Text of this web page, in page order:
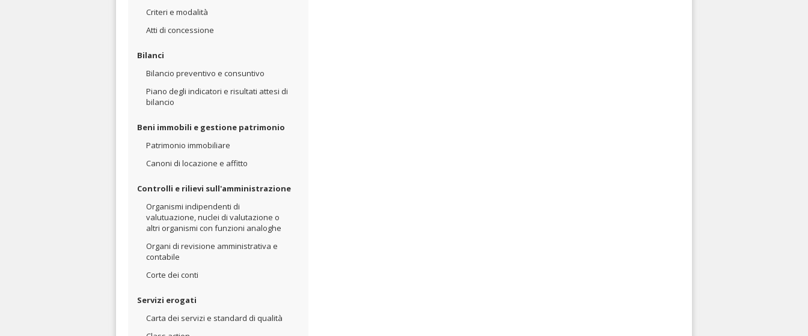
Criteri e modalità
Atti di concessione
Bilanci
Bilancio preventivo e consuntivo
Piano degli indicatori e risultati attesi di
bilancio
Beni immobili e gestione patrimonio
Patrimonio immobiliare
Canoni di locazione e affitto
Controlli e rilievi sull'amministrazione
Organismi indipendenti di
valutuazione, nuclei di valutazione o
altri organismi con funzioni analoghe
Organi di revisione amministrativa e
contabile
Corte dei conti
Servizi erogati
Carta dei servizi e standard di qualità